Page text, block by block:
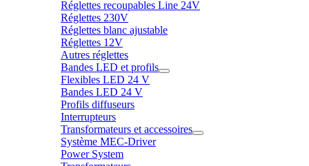
Réglettes recoupables Line 24V
Réglettes 230V
Réglettes blanc ajustable
Réglettes 12V
Autres réglettes
Bandes LED et profils
Flexibles LED 24 V
Bandes LED 24 V
Profils diffuseurs
Interrupteurs
Transformateurs et accessoires
Système MEC-Driver
Power System